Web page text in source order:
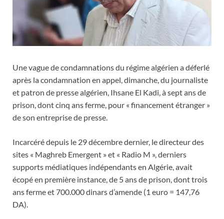
Une vague de condamnations du régime algérien a déferlé
après la condamnation en appel, dimanche, du journaliste
et patron de presse algérien, Ihsane El Kadi, à sept ans de
prison, dont cinq ans ferme, pour « financement étranger »
de son entreprise de presse.
Incarcéré depuis le 29 décembre dernier, le directeur des
sites « Maghreb Emergent » et « Radio M », derniers
supports médiatiques indépendants en Algérie, avait
écopé en première instance, de 5 ans de prison, dont trois
ans ferme et 700.000 dinars d’amende (1 euro = 147,76
DA).